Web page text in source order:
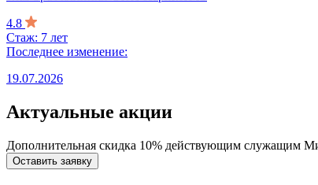
4.8
Стаж: 7 лет
Последнее изменение:
19.07.2026
Актуальные акции
Дополнительная скидка 10% действующим служащим
Оставить заявку